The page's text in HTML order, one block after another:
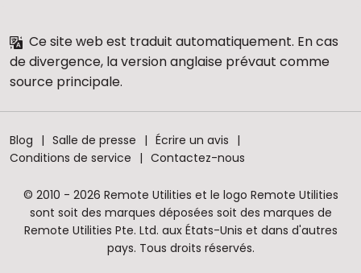
Ce site web est traduit automatiquement. En cas
de divergence, la version anglaise prévaut comme
source principale.
Blog Salle de presse
Écrire un avis
Conditions de service
Contactez-nous
© 2010 - 2026 Remote Utilities et le logo Remote Utilities
sont soit des marques déposées soit des marques de
Remote Utilities Pte. Ltd. aux États-Unis et dans d'autres
pays. Tous droits réservés.